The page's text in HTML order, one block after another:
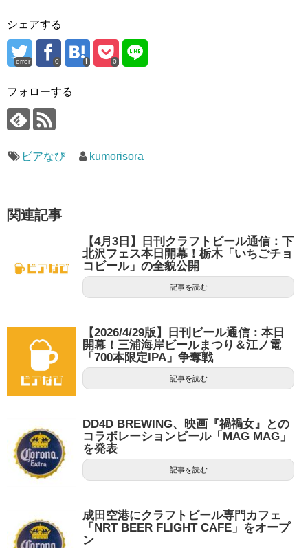
シェアする
error 0 0
フォローする
ビアなび kumorisora
関連記事
【4月3日】日刊クラフトビール通信：下
北沢フェス本日開幕！栃木「いちごチョ
コビール」の全貌公開
記事を読む
【2026/4/29版】日刊ビール通信：本日
開幕！三浦海岸ビールまつり＆江ノ電
「700本限定IPA」争奪戦
記事を読む
DD4D BREWING、映画『禍禍女』との
コラボレーションビール「MAG MAG」
を発表
記事を読む
成田空港にクラフトビール専門カフェ
「NRT BEER FLIGHT CAFE」をオープ
ン